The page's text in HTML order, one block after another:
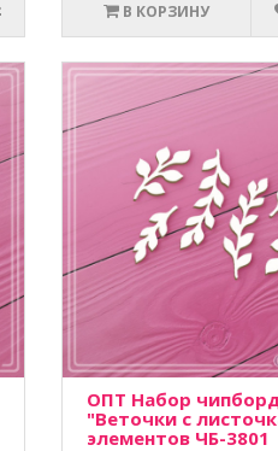
В КОРЗИНУ
ОПТ Набор
"Веточки с
элементов ЧБ-3801